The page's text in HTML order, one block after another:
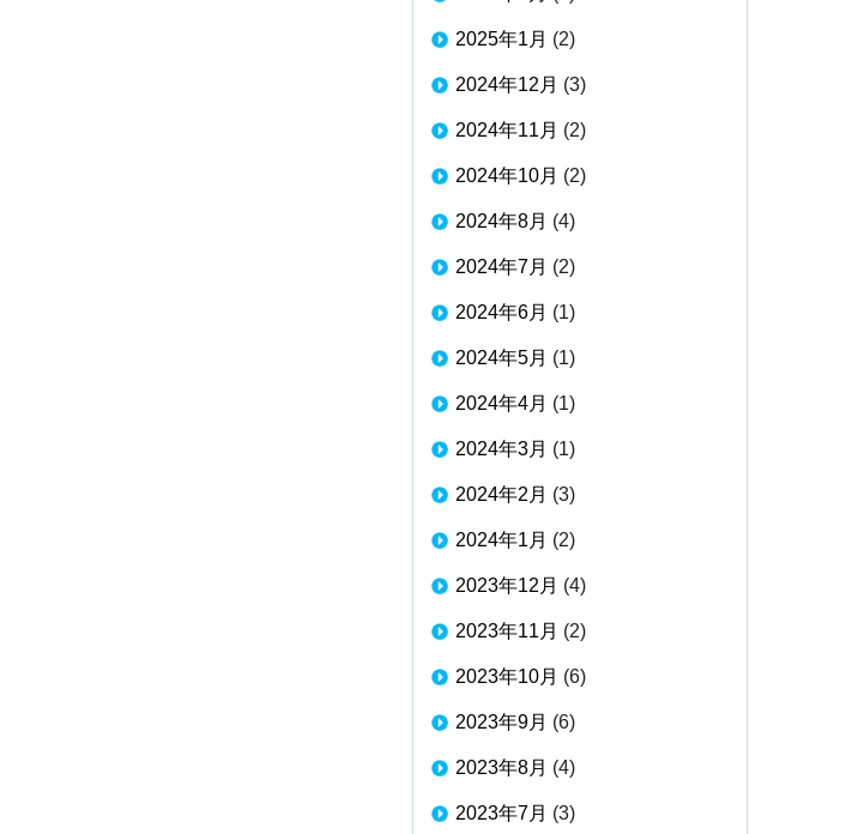
2025年1月 (2)
2024年12月 (3)
2024年11月 (2)
2024年10月 (2)
2024年8月 (4)
2024年7月 (2)
2024年6月 (1)
2024年5月 (1)
2024年4月 (1)
2024年3月 (1)
2024年2月 (3)
2024年1月 (2)
2023年12月 (4)
2023年11月 (2)
2023年10月 (6)
2023年9月 (6)
2023年8月 (4)
2023年7月 (3)